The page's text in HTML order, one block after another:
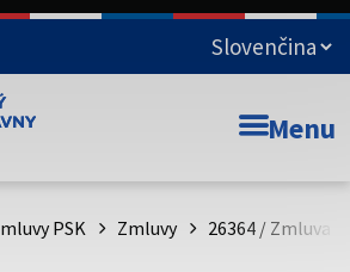
stránka Prešovského
Menu
PSK Zmluvy 26364 / Zmluva